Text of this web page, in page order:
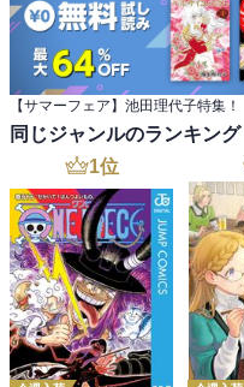
【サマーフェア】池田理代子特集！
同じジャンルのランキング
1位